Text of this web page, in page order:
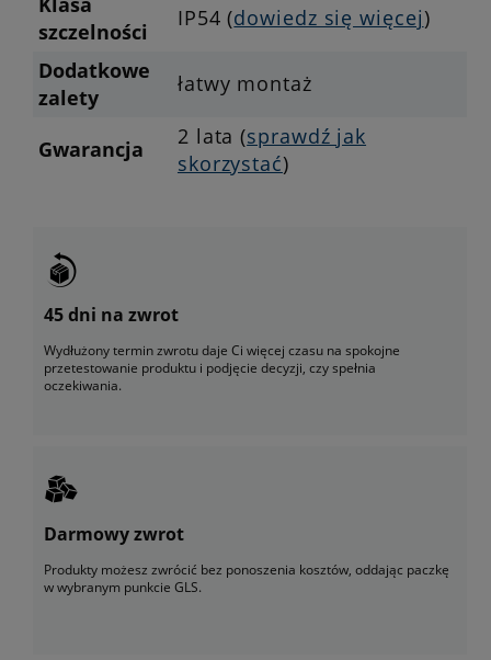
szczelności
IP54 (dowiedz się więcej)
Dodatkowe
zalety
łatwy montaż
Gwarancja 2 lata (sprawdź jak
skorzystać)
45 dni na zwrot
Wydłużony termin zwrotu daje Ci więcej czasu na spokojne
przetestowanie produktu i podjęcie decyzji, czy spełnia
oczekiwania.
Darmowy zwrot
Produkty możesz zwrócić bez ponoszenia kosztów, oddając paczkę
w wybranym punkcie GLS.